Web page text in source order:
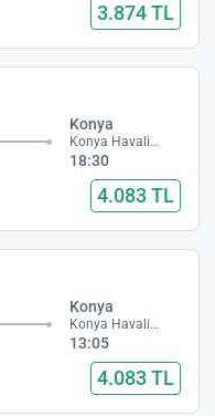
3.874 TL
Konya
Konya Havalimanı
18:30
4.083 TL
Konya
Konya Havalimanı
13:05
4.083 TL